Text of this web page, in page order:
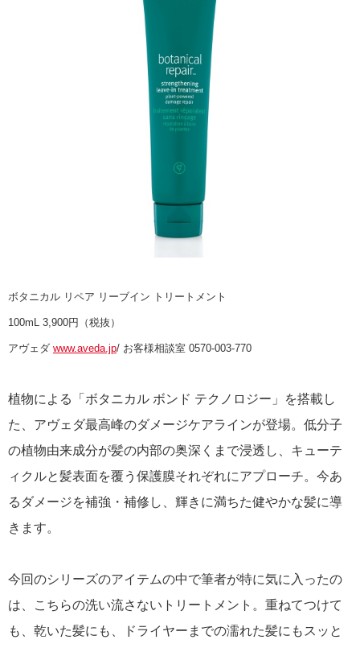
ボタニカル リペア リーブイン トリートメント
100mL 3,900円（税抜）
アヴェダ www.aveda.jp/ お客様相談室 0570-003-770
植物による「ボタニカル ボンド テクノロジー」を搭載し
た、アヴェダ最高峰のダメージケアラインが登場。低分子
の植物由来成分が髪の内部の奥深くまで浸透し、キューテ
ィクルと髪表面を覆う保護膜それぞれにアプローチ。今あ
るダメージを補強・補修し、輝きに満ちた健やかな髪に導
きます。
今回のシリーズのアイテムの中で筆者が特に気に入ったの
は、こちらの洗い流さないトリートメント。重ねてつけて
も、乾いた髪にも、ドライヤーまでの濡れた髪にもスッと